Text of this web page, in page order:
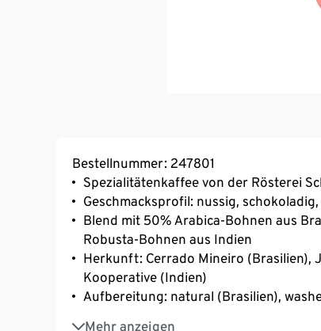
Bestellnummer: 247801
Spezialitätenkaffee von der Rösterei
Geschmacksprofil: nussig,
Blend mit 50% Arabica-Bohnen aus
Robusta-Bohnen aus Indien
Herkunft: Cerrado Mineiro (Brasilien),
Kooperative (Indien)
Aufbereitung: natural (Brasilien),
Mehr anzeigen
Die Kapseln sind kompatibel mit den